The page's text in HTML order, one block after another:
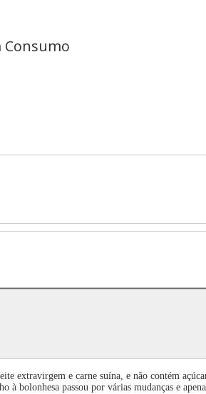
Consumo
extravirgem e carne suína, e não contém
bolonhesa passou por várias mudanças e